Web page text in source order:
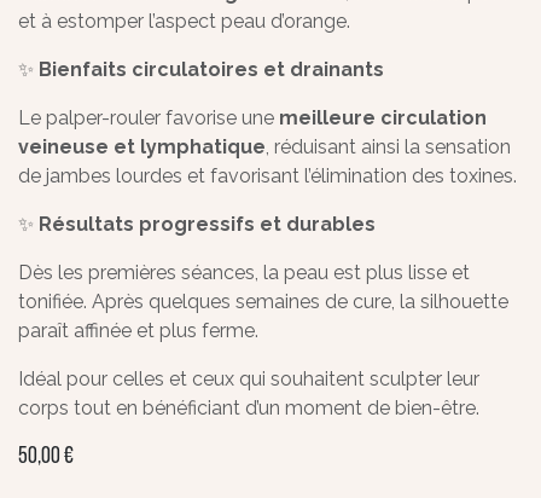
et à estomper l’aspect peau d’orange.
✨ Bienfaits circulatoires et drainants
Le palper-rouler favorise une meilleure circulation
veineuse et lymphatique, réduisant ainsi la sensation
de jambes lourdes et favorisant l’élimination des toxines.
✨ Résultats progressifs et durables
Dès les premières séances, la peau est plus lisse et
tonifiée. Après quelques semaines de cure, la silhouette
paraît affinée et plus ferme.
Idéal pour celles et ceux qui souhaitent sculpter leur
corps tout en bénéficiant d’un moment de bien-être.
50,00 €